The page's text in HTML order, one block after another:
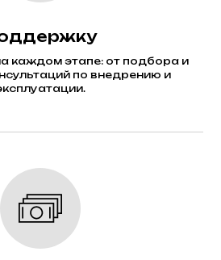
каждом этапе: от подбора и
по внедрению и